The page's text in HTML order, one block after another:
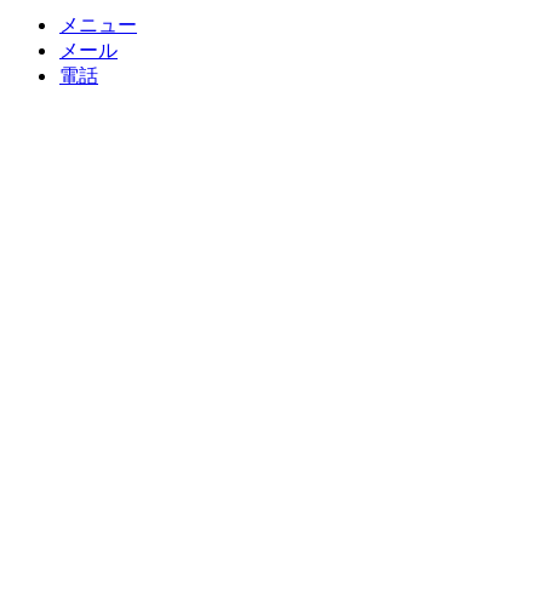
メニュー
メール
電話